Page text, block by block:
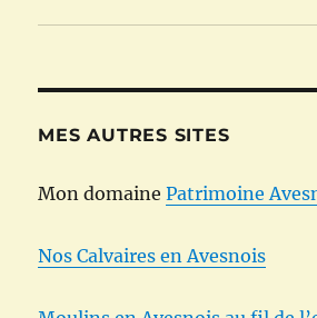
MES AUTRES SITES
Mon domainePatrimoine
Nos Calvaires en Avesnois